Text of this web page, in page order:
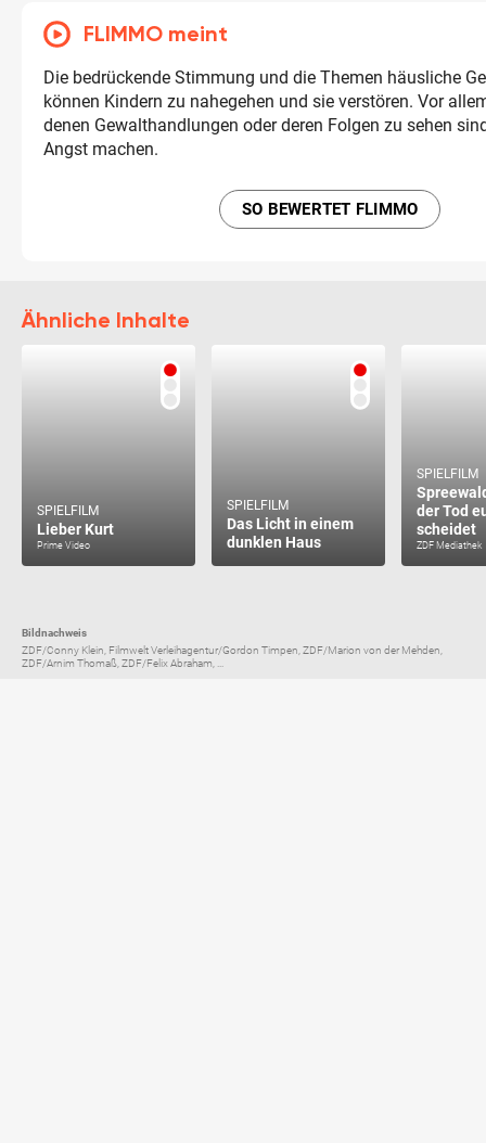
FLIMMO meint
Die bedrückende Stimmung und die Themen häusliche
können Kindern zu nahegehen und sie verstören. Vor
denen Gewalthandlungen oder deren Folgen zu sehen
Angst machen.
SO BEWERTET FLIMMO
Ähnliche Inhalte
SPIELFILM
Lieber Kurt
Prime Video
SPIELFILM
Das Licht in einem
dunklen Haus
SPIELFILM
der Tod
scheidet
ZDF Mediathek
Bildnachweis
ZDF/Conny Klein, Filmwelt Verleihagentur/Gordon Timpen, ZDF/Marion von der Mehden,
ZDF/Arnim Thomaß, ZDF/Felix Abraham, ...